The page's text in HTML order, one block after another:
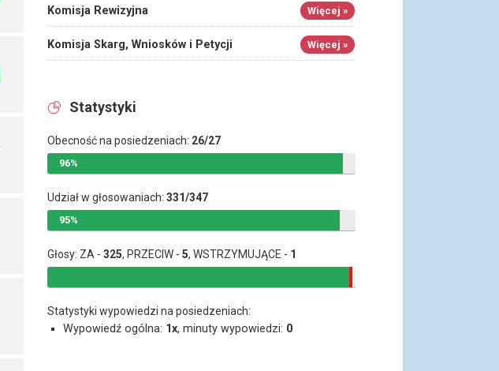
Komisja Rewizyjna Więcej »
Komisja Skarg, Wniosków i Petycji Więcej »
Statystyki
Obecność na posiedzeniach: 26/27
96%
Udział w głosowaniach:331/347
95%
Głosy: ZA -325, PRZECIW -5, WSTRZYMUJĄCE - 1
Statystyki wypowiedzi na posiedzeniach:
Wypowiedź ogólna: 1x, minuty wypowiedzi: 0